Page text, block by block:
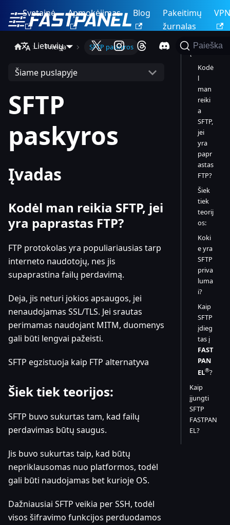
Svetainė Apmokėjimas Blog
Pakeitimų
žurnalas
VPN
Lietuvių Paieška
Prieiga SFTP paskyros
Šiame puslapyje
SFTP
paskyros
Įvadas
Kodėl man reikia SFTP, jei
yra paprastas FTP?
FTP protokolas yra populiariausias tarp
interneto naudotojų, nes jis
supaprastina failų perdavimą.
Deja, jis neturi jokios apsaugos, jei
nenaudojamas SSL/TLS. Jei srautas
perimamas naudojant MITM, duomenys
gali būti lengvai pažeisti.
SFTP egzistuoja kaip FTP alternatyva
Šiek tiek teorijos:
SFTP buvo sukurtas tam, kad failų
perdavimas būtų saugus.
Jis buvo sukurtas taip, kad būtų
nepriklausomas nuo platformos, todėl
gali būti naudojamas bet kurioje OS.
Dažniausiai SFTP veikia per SSH, todėl
visos šifravimo funkcijos perduodamos
Įvadas
Kodė
l
man
reiki
a
SFTP,
jei
yra
papr
astas
FTP?
Šiek
tiek
teorij
os:
Koki
e yra
SFTP
priva
luma
i?
Kaip
SFTP
įdieg
tas į
FAST
PAN
EL®?
Kaip
įjungti
SFTP
FASTPAN
EL?